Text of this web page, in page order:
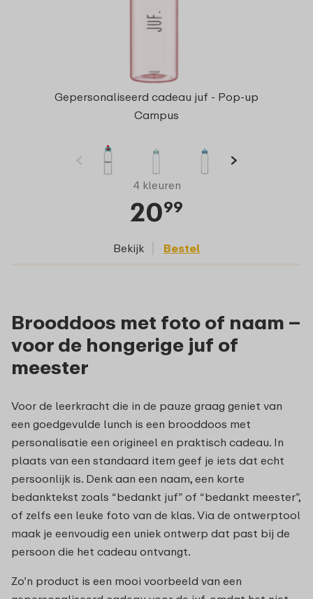
Gepersonaliseerd cadeau juf - Pop-up
Campus
4 kleuren
2099
Bekijk Bestel
Brooddoos met foto of naam –
voor de hongerige juf of
meester
Voor de leerkracht die in de pauze graag geniet van
een goedgevulde lunch is een brooddoos met
personalisatie een origineel en praktisch cadeau. In
plaats van een standaard item geef je iets dat echt
persoonlijk is. Denk aan een naam, een korte
bedanktekst zoals “bedankt juf” of “bedankt meester”,
of zelfs een leuke foto van de klas. Via de ontwerptool
maak je eenvoudig een uniek ontwerp dat past bij de
persoon die het cadeau ontvangt.
Zo’n product is een mooi voorbeeld van een